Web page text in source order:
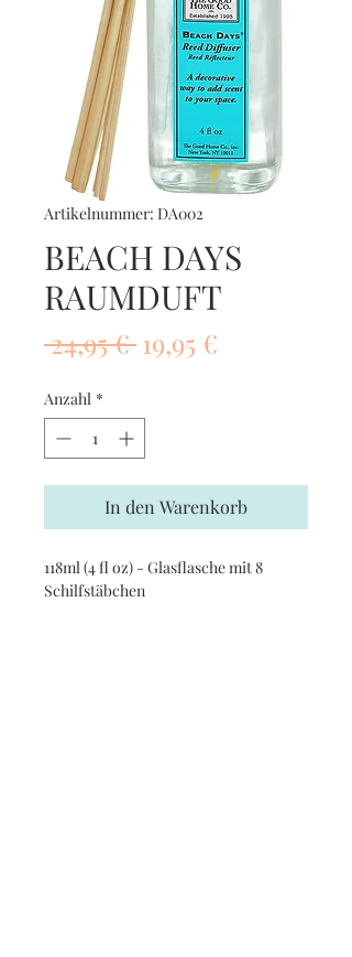
Artikelnummer: DA002
BEACH DAYS
RAUMDUFT
24,95 € Standardpreis
19,95 €
Anzahl *
In den Warenkorb
118ml (4 fl oz) - Glasflasche mit 8
Schilfstäbchen